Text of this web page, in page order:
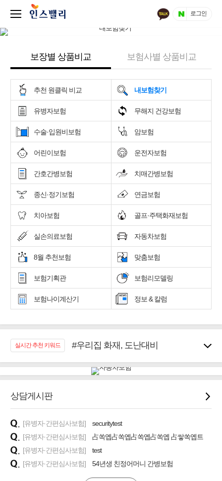
로그인
보장별 상품비교 보험사별 상품비교
추천 원클릭 비교 내보험찾기
유병자보험 무해지 건강보험
수술·입원비보험 암보험
어린이보험 운전자보험
간호간병보험 치매간병보험
종신·정기보험 연금보험
치아보험 골프·주택화재보험
실손의료보험 자동차보험
8월 추천보험 맞춤보험
보험기획관 보험리모델링
보험나이계산기 정보 & 칼럼
실시간 추천 키워드
#우리집 화재, 도난대비
#임플란트, 치아치료보장
#무해지 건강보험
#바뀌기전에 4세대 가입
#추천골프보험
상담게시판
[유병자·간편심사보험]
securitytest
[유병자·간편심사보험]
占쏙옙占쏙옙占쏙옙占쏙옙 占쌓쏙옙트
[유병자·간편심사보험]
test
[유병자·간편심사보험]
54년생 친정어머니 간병보험